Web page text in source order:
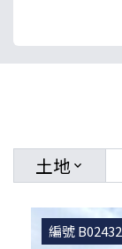
土地keyboard_arrow_down
編號 B02432